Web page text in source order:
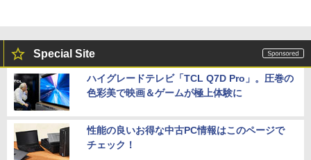
Special Site
ハイグレードテレビ「TCL Q7D Pro」。圧巻の
色彩美で映画＆ゲームが極上体験に
性能の良いお得な中古PC情報はこのページで
チェック！